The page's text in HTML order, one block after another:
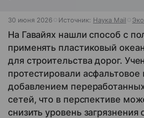
30 июня 2026 Источник: Наука Mail
На Гавайях нашли способ с
применять пластиковый
для строительства дорог.
протестировали
добавлением
сетей, что в перспективе
снизить уровень